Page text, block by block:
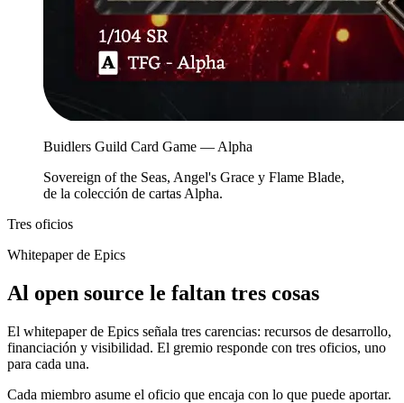
Buidlers Guild Card Game — Alpha
Sovereign of the Seas, Angel's Grace y Flame Blade,
de la colección de cartas Alpha.
Tres oficios
Whitepaper de Epics
Al open source le faltan tres cosas
El whitepaper de Epics señala tres carencias: recursos de desarrollo,
financiación y visibilidad. El gremio responde con tres oficios, uno
para cada una.
Cada miembro asume el oficio que encaja con lo que puede aportar.